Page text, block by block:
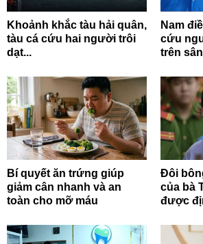
Khoảnh khắc tàu hải quân,
tàu cá cứu hai người trôi
dạt...
Nam
cứu
trên
Bí quyết ăn trứng giúp
giảm cân nhanh và an
toàn cho mỡ máu
Đôi
của bà
được